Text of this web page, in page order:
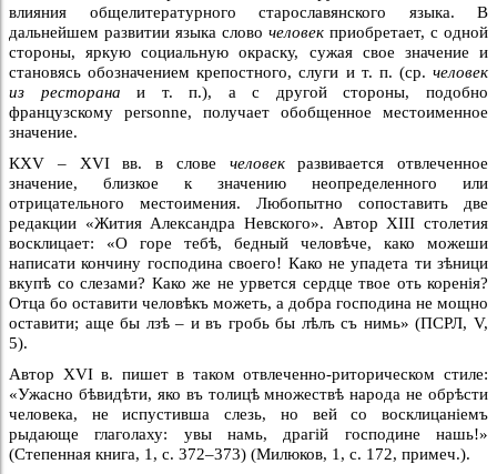
влияния общелитературного старославянского языка. В
дальнейшем развитии языка слово человек приобретает, с одной
стороны, яркую социальную окраску, сужая свое значение и
становясь обозначением крепостного, слуги и т. п. (ср. человек
из ресторана и т. п.), а с другой стороны, подобно
французскому personne, получает обобщенное местоименное
значение.
КXV – XVI вв. в слове человекразвивается отвлеченное
значение, близкое к значению неопределенного или
отрицательного местоимения. Любопытно сопоставить две
редакции «Жития Александра Невского». Автор XIII столетия
восклицает: «О горе тебѣ, бедный человѣче, како можеши
написати кончину господина своего! Како не упадета ти зѣници
вкупѣ со слезами? Како же не урвется сердце твое оть коренiя?
Отца бо оставити человѣкъ можеть, а добра господина не мощно
оставити; аще бы лзѣ – и въ гробь бы лѣлъ съ нимь» (ПСРЛ, V,
5).
Автор XVI в. пишет в таком отвлеченно-риторическом стиле:
«Ужасно бѣвидѣти, яко въ толицѣ множествѣ народа не обрѣсти
человека, не испустивша слезь, но вей со восклицанiемъ
рыдающеглаголаху: увы намь, драгiй господине нашь!»
(Степенная книга, 1, с. 372–373) (Милюков, 1, с. 172, примеч.).